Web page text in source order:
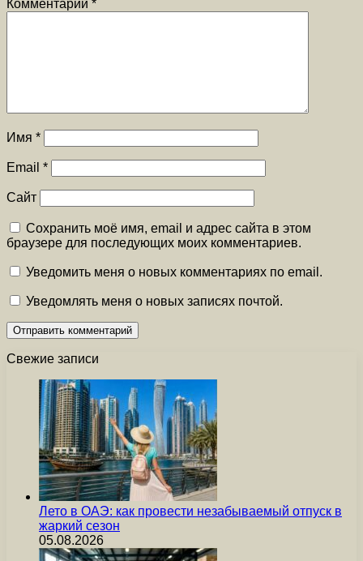
Комментарий *
Имя *
Email *
Сайт
Сохранить моё имя, email и адрес сайта в этом
браузере для последующих моих комментариев.
Уведомить меня о новых комментариях по email.
Уведомлять меня о новых записях почтой.
Свежие записи
Лето в ОАЭ: как провести незабываемый отпуск в
жаркий сезон
05.08.2026